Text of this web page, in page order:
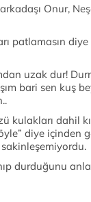
Onur,
patlamasın
uzak dur!
bari sen kuş
dahil
diye içinden
durduğunu